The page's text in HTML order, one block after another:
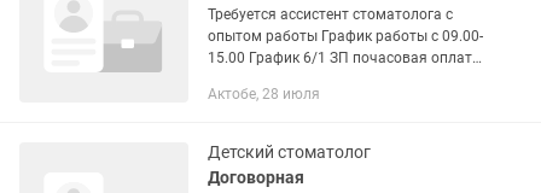
Требуется ассистент стоматолога с
опытом работы График работы с 09.00-
15.00 График 6/1 ЗП почасовая оплата
Актобе, 28 июля
Детский стоматолог
Договорная